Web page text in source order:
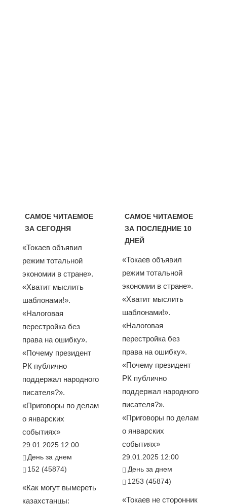
САМОЕ ЧИТАЕМОЕ
ЗА СЕГОДНЯ
«Токаев объявил
режим тотальной
экономии в стране».
«Хватит мыслить
шаблонами!».
«Налоговая
перестройка без
права на ошибку».
«Почему президент
РК публично
поддержал народного
писателя?».
«Приговоры по делам
о январских
событиях»
29.01.2025 12:00
День за днем
152 (45874)
«Как могут вымереть
казахстанцы:
САМОЕ ЧИТАЕМОЕ
ЗА ПОСЛЕДНИЕ 10
ДНЕЙ
«Токаев объявил
режим тотальной
экономии в стране».
«Хватит мыслить
шаблонами!».
«Налоговая
перестройка без
права на ошибку».
«Почему президент
РК публично
поддержал народного
писателя?».
«Приговоры по делам
о январских
событиях»
29.01.2025 12:00
День за днем
1253 (45874)
«Токаев не сторонник